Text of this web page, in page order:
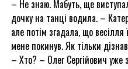
– Не знаю. Мабуть, ще
дочку на танці водила. –
але потім згадала, що весілля
мене покинув. Як тільки
– Хто? – Олег Сергійович уже